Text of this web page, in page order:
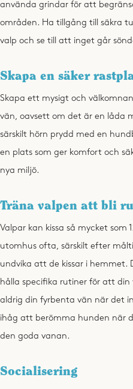
använda grindar för att
områden. Ha tillgång till säkra
valp och se till att inget går
Skapa en säker
Skapa ett mysigt och
vän, oavsett om det är en låda
särskilt hörn prydd med en
en plats som ger komfort och
nya miljö.
Träna valpen att bli
Valpar kan kissa så mycket som
utomhus ofta, särskilt efter
undvika att de kissar i
hålla specifika rutiner för att din
aldrig din fyrbenta vän när det
ihåg att berömma hunden när
den goda vanan.
Socialisering